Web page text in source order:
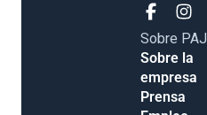
Sobre PAJ
Sobre la
empresa
Prensa